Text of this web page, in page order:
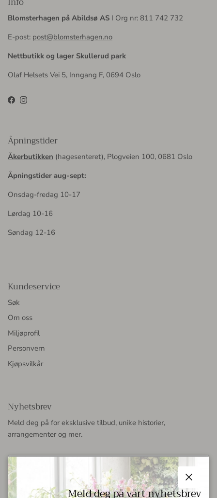
Blomsterhagen på Abildsø AS I Org nr: 811 742 732
E-post: post@blomsterhagen.no
Nettbutikk og lager Skullerud park
Olaf Helsets Vei 5, Inngang F, 0694 Oslo
FacebookInstagram
Åpningstider
Åkerbutikken (hagesenteret), Plogveien 100, 0681 Oslo
Åpningstider aug-sept:
Onsdag-fredag 10-17
Lørdag 10-16
Søndag 12-16
Kundeservice
Søk
Om oss
Miljøprofil
Personvern
Kjøpsvilkår
Nyhetsbrev
Meld deg på for eksklusive tilbud, unike historier,
arrangementer og mer.
Meld deg på vårt nyhetsbrev